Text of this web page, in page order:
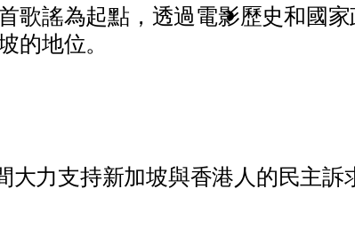
歌謠為起點 ， 透過電影歷史和國家
的地位。
大力支持新加坡與香港人的民主訴